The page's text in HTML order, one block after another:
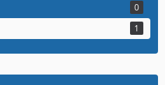
0
1